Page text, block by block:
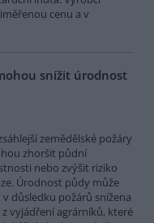
cenu a v
snížit úrodnost
zemědělské požáry
zhoršit půdní
nebo zvýšit riziko
Úrodnost půdy může
v důsledku požárů snížena
vyjádření agrárníků, které